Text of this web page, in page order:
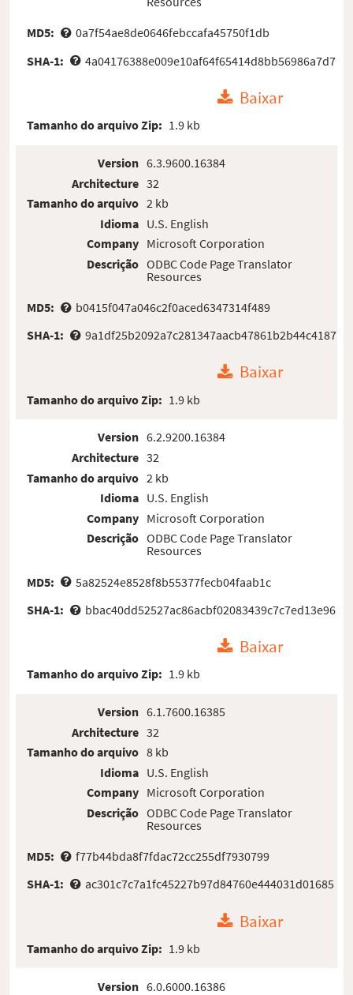
MD5:
0a7f54ae8de0646febccafa45750f1db
SHA-1:
4a04176388e009e10af64f65414d8bb56986a7d7
Baixar
Tamanho do arquivo Zip: 1.9 kb
Version
Architecture
Tamanho do arquivo
Idioma
Company
Descrição
6.3.9600.16384
32
2 kb
U.S. English
Microsoft Corporation
ODBC Code Page Translator
Resources
MD5:
b0415f047a046c2f0aced6347314f489
SHA-1:
9a1df25b2092a7c281347aacb47861b2b44c4187
Baixar
Tamanho do arquivo Zip: 1.9 kb
Version
Architecture
Tamanho do arquivo
Idioma
Company
Descrição
6.2.9200.16384
32
2 kb
U.S. English
Microsoft Corporation
ODBC Code Page Translator
Resources
MD5:
5a82524e8528f8b55377fecb04faab1c
SHA-1:
bbac40dd52527ac86acbf02083439c7c7ed13e96
Baixar
Tamanho do arquivo Zip: 1.9 kb
Version
Architecture
Tamanho do arquivo
Idioma
Company
Descrição
6.1.7600.16385
32
8 kb
U.S. English
Microsoft Corporation
ODBC Code Page Translator
Resources
MD5:
f77b44bda8f7fdac72cc255df7930799
SHA-1:
ac301c7c7a1fc45227b97d84760e444031d01685
Baixar
Tamanho do arquivo Zip: 1.9 kb
Version 6.0.6000.16386